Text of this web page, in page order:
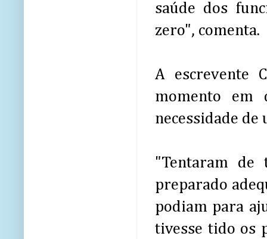
saúde dos
zero", comenta.
A escrevente
momento em
necessidade de
"Tentaram de
preparado
podiam para
tivesse tido os